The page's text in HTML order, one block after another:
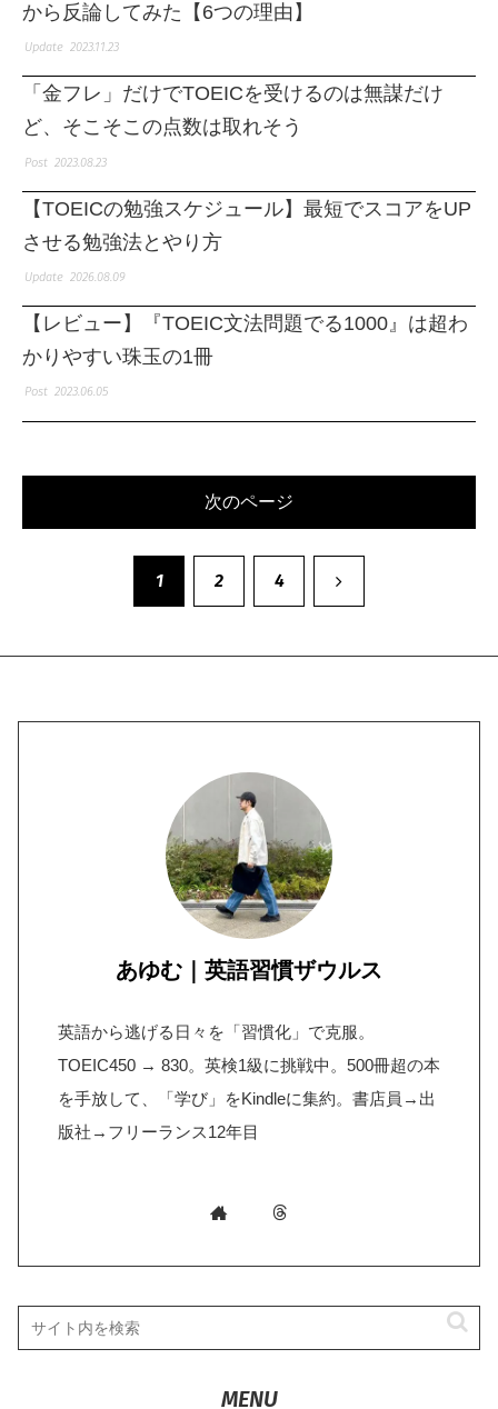
から反論してみた【6つの理由】
2023.11.23
「金フレ」だけでTOEICを受けるのは無謀だけ
ど、そこそこの点数は取れそう
2023.08.23
【TOEICの勉強スケジュール】最短でスコアをUP
させる勉強法とやり方
2026.08.09
【レビュー】『TOEIC文法問題でる1000』は超わ
かりやすい珠玉の1冊
2023.06.05
次のページ
1 2 4 次
あゆむ｜英語習慣ザウルス
英語から逃げる日々を「習慣化」で克服。
TOEIC450 → 830。英検1級に挑戦中。500冊超の本
を手放して、「学び」をKindleに集約。書店員→出
版社→フリーランス12年目
MENU